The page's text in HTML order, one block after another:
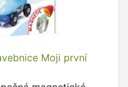
Moji první